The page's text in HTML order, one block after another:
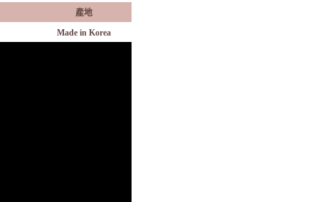
產地
Made in Korea